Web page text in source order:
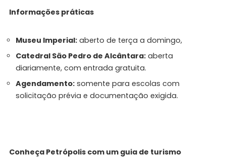
Informações práticas
Museu Imperial: aberto de terça a domingo,
Catedral São Pedro de Alcântara: aberta
diariamente, com entrada gratuita.
Agendamento: somente para escolas com
solicitação prévia e documentação exigida.
Conheça Petrópolis com um guia de turismo